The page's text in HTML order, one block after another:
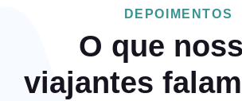
DEPOIMENTOS
O que
viajantes